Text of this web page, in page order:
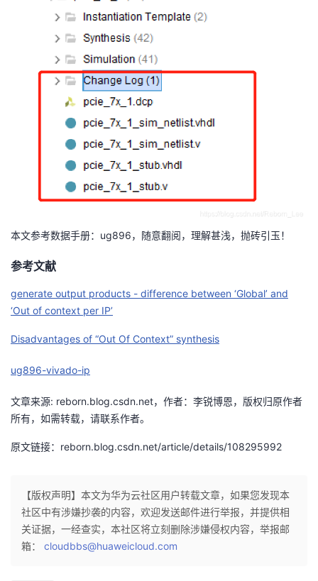
本文参考数据手册：ug896，随意翻阅，理解甚浅，抛砖引玉！
参考文献
generate output products - difference between ‘Global’ and
‘Out of context per IP’
Disadvantages of “Out Of Context” synthesis
ug896-vivado-ip
文章来源: reborn.blog.csdn.net，作者：李锐博恩，版权归原作者
所有，如需转载，请联系作者。
原文链接：reborn.blog.csdn.net/article/details/108295992
【版权声明】本文为华为云社区用户转载文章，如果您发现本
社区中有涉嫌抄袭的内容，欢迎发送邮件进行举报，并提供相
关证据，一经查实，本社区将立刻删除涉嫌侵权内容，举报邮
箱： cloudbbs@huaweicloud.com